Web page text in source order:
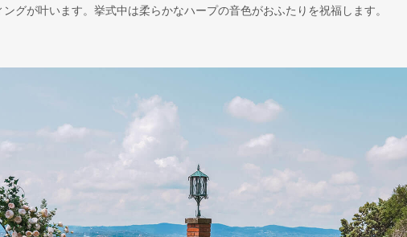
グが叶います。挙式中は柔らかなハープの音色がおふたりを祝福します。